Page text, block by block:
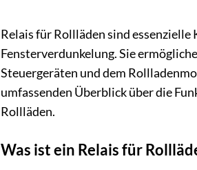
Relais für Rollläden sind
Fensterverdunkelung. Sie
Steuergeräten und dem
umfassenden Überblick über die
Rollläden.
Was ist ein Relais für